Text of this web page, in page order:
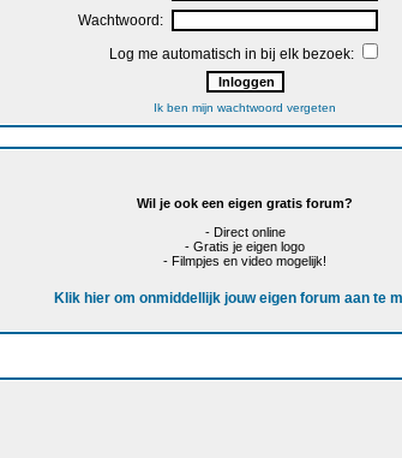
Wachtwoord:
Log me automatisch in bij elk bezoek:
Ik ben mijn wachtwoord vergeten
Wil je ook een eigen gratis forum?
- Direct online
- Gratis je eigen logo
- Filmpjes en video mogelijk!
Klik hier om onmiddellijk jouw eigen forum aan te